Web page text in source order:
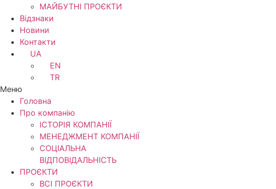
МАЙБУТНІ ПРОЄКТИ
Відзнаки
Новини
Контакти
UA
EN
TR
Меню
Головна
Про компанію
ІСТОРІЯ КОМПАНІЇ
МЕНЕДЖМЕНТ КОМПАНІЇ
CОЦІАЛЬНА
ВІДПОВІДАЛЬНІСТЬ
ПРОЄКТИ
ВСІ ПРОЄКТИ